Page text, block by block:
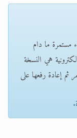
مستمرة ما دام
هي النسخة
ثم إعادة رفعها على